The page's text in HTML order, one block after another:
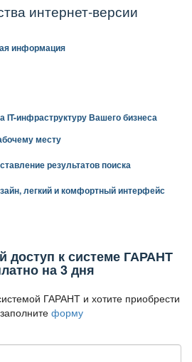
интернет-версии
информация
IT-инфраструктуру Вашего бизнеса
месту
результатов поиска
легкий и комфортный интерфейс
доступ к системе ГАРАНТ
на 3 дня
ГАРАНТ и хотите приобрести
форму